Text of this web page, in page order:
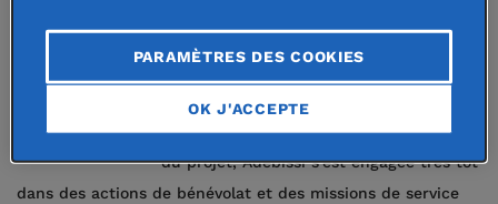
Le projet « Vacances utiles - Initiation au
numérique en milieu rural » est une
initiative innovante visant à combler la
fracture numérique au Bénin. Initiatrice
du projet, Adébissi s’est engagée très tôt
dans des actions de bénévolat et des missions de service
PARAMÈTRES DES COOKIES
OK J'ACCEPTE